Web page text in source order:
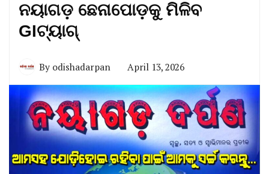
ନୟାଗଡ଼ ଛେନାପୋଡ଼କୁ ମିଳିବ
GIଟ୍ୟାଗ୍
By odishadarpan April 13, 2026